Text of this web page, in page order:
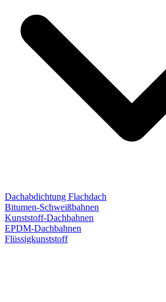
Dachabdichtung Flachdach
Bitumen-Schweißbahnen
Kunststoff-Dachbahnen
EPDM-Dachbahnen
Flüssigkunststoff